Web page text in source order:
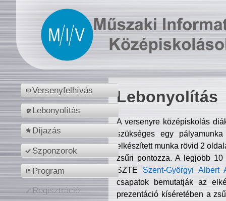
Versenyfelhívás
Lebonyolítás
Díjazás
Szponzorok
Program
Regisztráció
Lebonyolítás
A versenyre középiskolás
szükséges egy
elkészített munka rövid 2
zsűri pontozza. A legjobb
SZTE Szent-Györgyi Albert
csapatok bemutatják az
prezentáció kíséretében a